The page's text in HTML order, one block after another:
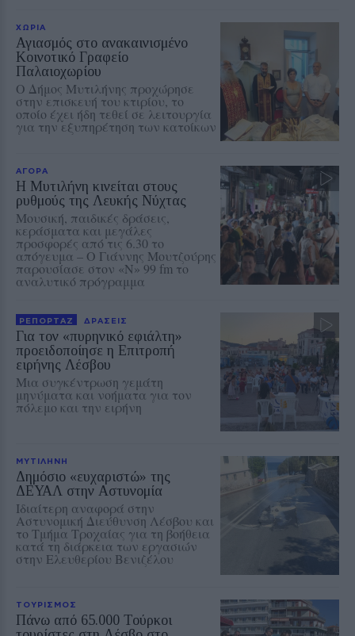
ΧΩΡΙΑ
Αγιασμός στο ανακαινισμένο
Κοινοτικό Γραφείο
Παλαιοχωρίου
Ο Δήμος Μυτιλήνης προχώρησε
στην επισκευή του κτιρίου, το
οποίο έχει ήδη τεθεί σε λειτουργία
για την εξυπηρέτηση των κατοίκων
ΑΓΟΡΑ
Η Μυτιλήνη κινείται στους
ρυθμούς της Λευκής Νύχτας
Μουσική, παιδικές δράσεις,
κεράσματα και μεγάλες
προσφορές από τις 6.30 το
απόγευμα – Ο Γιάννης Μουτζούρης
παρουσίασε στον «Ν» 99 fm το
αναλυτικό πρόγραμμα
ΡΕΠΟΡΤΑΖ ΔΡΑΣΕΙΣ
Για τον «πυρηνικό εφιάλτη»
προειδοποίησε η Επιτροπή
ειρήνης Λέσβου
Μια συγκέντρωση γεμάτη
μηνύματα και νοήματα για τον
πόλεμο και την ειρήνη
ΜΥΤΙΛΗΝΗ
Δημόσιο «ευχαριστώ» της
ΔΕΥΑΛ στην Αστυνομία
Ιδιαίτερη αναφορά στην
Αστυνομική Διεύθυνση Λέσβου και
το Τμήμα Τροχαίας για τη βοήθεια
κατά τη διάρκεια των εργασιών
στην Ελευθερίου Βενιζέλου
ΤΟΥΡΙΣΜΟΣ
Πάνω από 65.000 Τούρκοι